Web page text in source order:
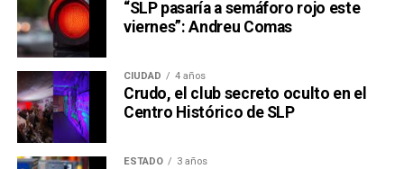
“SLP pasaría a semáforo rojo este
viernes”: Andreu Comas
CIUDAD 4 años
Crudo, el club secreto oculto en el
Centro Histórico de SLP
ESTADO 3 años